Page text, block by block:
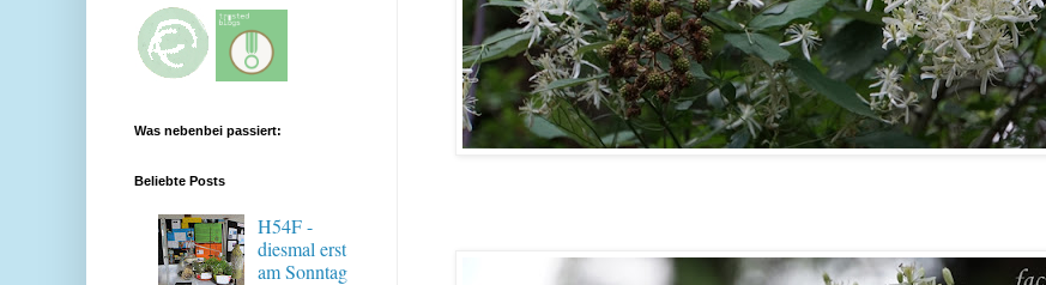
Was nebenbei passiert:
Beliebte Posts
H54F -
diesmal erst
am Sonntag